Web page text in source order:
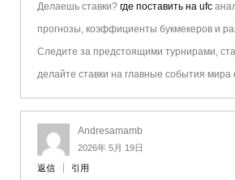
Делаешь ставки? где поставить на ufc
прогнозы, коэффициенты букмекеров и
Следите за предстоящими турнирами,
делайте ставки на главные события мира
Andresamamb
2026年 5月 19日
返信 引用